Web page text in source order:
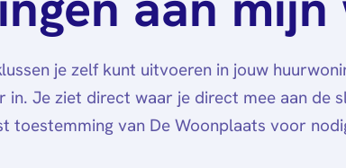
je zelf kunt uitvoeren in jouw
in. Je ziet direct waar je direct mee aan de
toestemming van De Woonplaats voor